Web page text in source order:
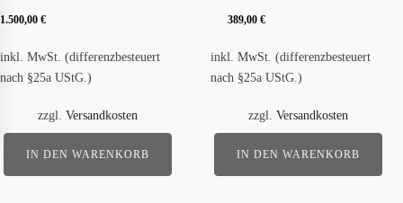
1.500,00 €
inkl. MwSt. (differenzbesteuert
nach §25a UStG.)
zzgl. Versandkosten
IN DEN WARENKORB
389,00€
inkl. MwSt. (differenzbesteuert
nach §25a UStG.)
zzgl. Versandkosten
IN DEN WARENKORB